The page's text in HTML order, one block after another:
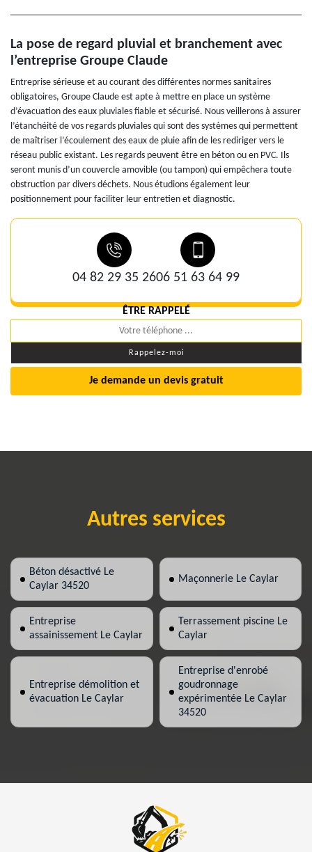
La pose de regard pluvial et branchement avec
l’entreprise Groupe Claude
Entreprise sérieuse et au courant des différentes normes sanitaires
obligatoires, Groupe Claude est apte à mettre en place un système
d’évacuation des eaux pluviales fiable et sécurisé. Nous veillerons à assurer
l’étanchéité de vos regards pluviales qui sont des systèmes qui permettent
de maîtriser l’écoulement des eaux de pluie afin de les rediriger vers le
réseau public existant. Les regards peuvent être en béton ou en PVC. Ils
seront munis d’un couvercle amovible (ou tampon) qui empêchera toute
obstruction par divers déchets. Nous étudions également leur
positionnement pour faciliter leur entretien et diagnostic.
04 82 29 35 2606 51 63 64 99
ÊTRE RAPPELÉ
Je demande un devis gratuit
Autres services
Béton désactivé Le
Caylar 34520
Maçonnerie Le Caylar
Entreprise
assainissement Le Caylar
Terrassement piscine Le
Caylar
Entreprise démolition et
évacuation Le Caylar
Entreprise d'enrobé
goudronnage
expérimentée Le Caylar
34520